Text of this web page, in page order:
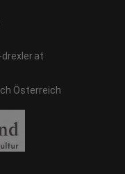
Österreich